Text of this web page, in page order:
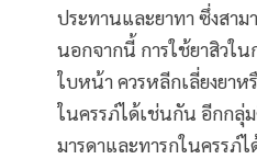
ประทานและยาทา ซึ่งสา
นอกจากนี้ การใช้ยาสิวใน
ใบหน้า ควรหลีกเลี่ยงยา
ในครรภ์ได้เช่นกัน อีกกลุ่
มารดาและทารกในครรภ์